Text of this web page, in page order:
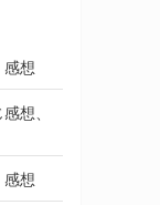
想
想、
想